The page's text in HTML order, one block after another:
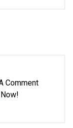
Comment
Now!